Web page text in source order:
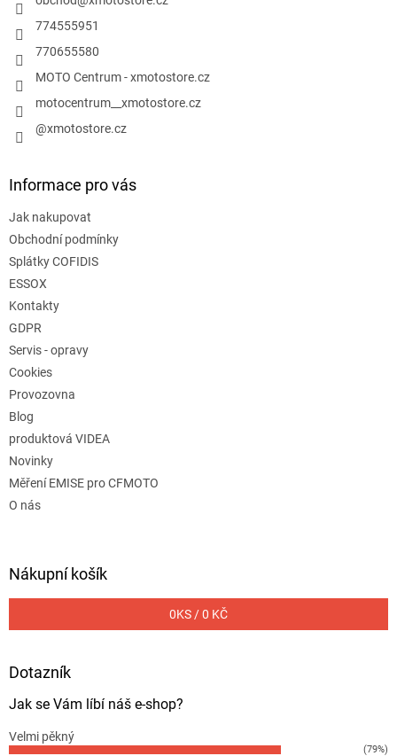
y
ý
774555951
770655580
MOTO Centrum - xmotostore.cz
motocentrum__xmotostore.cz
@xmotostore.cz
Informace pro vás
Jak nakupovat
Obchodní podmínky
Splátky COFIDIS
ESSOX
Kontakty
GDPR
Servis - opravy
Cookies
Provozovna
Blog
produktová VIDEA
Novinky
Měření EMISE pro CFMOTO
O nás
Nákupní košík
0KS /0 KČ
Dotazník
Jak se Vám líbí náš e-shop?
Velmi pěkný
(79%)